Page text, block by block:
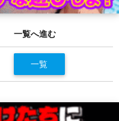
一覧へ進む
一覧